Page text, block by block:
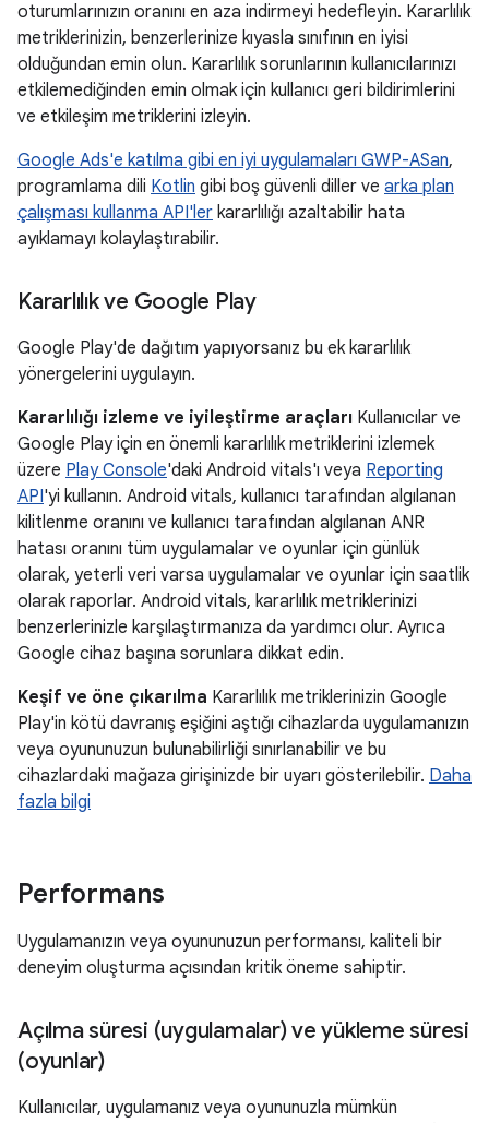
oturumlarınızın oranını en aza indirmeyi hedefleyin. Kararlılık
metriklerinizin, benzerlerinize kıyasla sınıfının en iyisi
olduğundan emin olun. Kararlılık sorunlarının kullanıcılarınızı
etkilemediğinden emin olmak için kullanıcı geri bildirimlerini
ve etkileşim metriklerini izleyin.
Google Ads'e katılma gibi en iyi uygulamaları GWP-ASan,
programlama dili Kotlin gibi boş güvenli diller ve arka plan
çalışması kullanma API'ler kararlılığı azaltabilir hata
ayıklamayı kolaylaştırabilir.
Kararlılık ve Google Play
Google Play'de dağıtım yapıyorsanız bu ek kararlılık
yönergelerini uygulayın.
Kararlılığı izleme ve iyileştirme araçları Kullanıcılar ve
Google Play için en önemli kararlılık metriklerini izlemek
üzere Play Console'daki Android vitals'ı veya Reporting
API'yi kullanın. Android vitals, kullanıcı tarafından algılanan
kilitlenme oranını ve kullanıcı tarafından algılanan ANR
hatası oranını tüm uygulamalar ve oyunlar için günlük
olarak, yeterli veri varsa uygulamalar ve oyunlar için saatlik
olarak raporlar. Android vitals, kararlılık metriklerinizi
benzerlerinizle karşılaştırmanıza da yardımcı olur. Ayrıca
Google cihaz başına sorunlara dikkat edin.
Keşif ve öne çıkarılma Kararlılık metriklerinizin Google
Play'in kötü davranış eşiğini aştığı cihazlarda uygulamanızın
veya oyununuzun bulunabilirliği sınırlanabilir ve bu
cihazlardaki mağaza girişinizde bir uyarı gösterilebilir. Daha
fazla bilgi
Performans
Uygulamanızın veya oyununuzun performansı, kaliteli bir
deneyim oluşturma açısından kritik öneme sahiptir.
Açılma süresi (uygulamalar) ve yükleme süresi
(oyunlar)
Kullanıcılar, uygulamanız veya oyununuzla mümkün